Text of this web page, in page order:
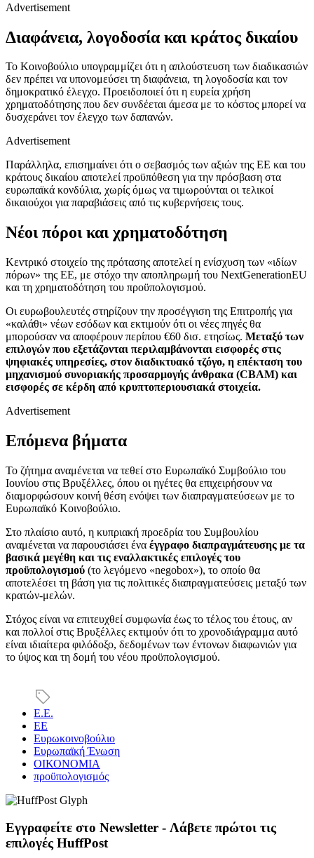
Advertisement
Διαφάνεια, λογοδοσία και κράτος δικαίου
Το Κοινοβούλιο υπογραμμίζει ότι η απλούστευση των διαδικασιών
δεν πρέπει να υπονομεύσει τη διαφάνεια, τη λογοδοσία και τον
δημοκρατικό έλεγχο. Προειδοποιεί ότι η ευρεία χρήση
χρηματοδότησης που δεν συνδέεται άμεσα με το κόστος μπορεί να
δυσχεράνει τον έλεγχο των δαπανών.
Advertisement
Παράλληλα, επισημαίνει ότι ο σεβασμός των αξιών της ΕΕ και του
κράτους δικαίου αποτελεί προϋπόθεση για την πρόσβαση στα
ευρωπαϊκά κονδύλια, χωρίς όμως να τιμωρούνται οι τελικοί
δικαιούχοι για παραβιάσεις από τις κυβερνήσεις τους.
Νέοι πόροι και χρηματοδότηση
Κεντρικό στοιχείο της πρότασης αποτελεί η ενίσχυση των «ιδίων
πόρων» της ΕΕ, με στόχο την αποπληρωμή του NextGenerationEU
και τη χρηματοδότηση του προϋπολογισμού.
Οι ευρωβουλευτές στηρίζουν την προσέγγιση της Επιτροπής για
«καλάθι» νέων εσόδων και εκτιμούν ότι οι νέες πηγές θα
μπορούσαν να αποφέρουν περίπου €60 δισ. ετησίως. Μεταξύ των
επιλογών που εξετάζονται περιλαμβάνονται εισφορές στις
ψηφιακές υπηρεσίες, στον διαδικτυακό τζόγο, η επέκταση του
μηχανισμού συνοριακής προσαρμογής άνθρακα (CBAM) και
εισφορές σε κέρδη από κρυπτοπεριουσιακά στοιχεία.
Advertisement
Επόμενα βήματα
Το ζήτημα αναμένεται να τεθεί στο Ευρωπαϊκό Συμβούλιο του
Ιουνίου στις Βρυξέλλες, όπου οι ηγέτες θα επιχειρήσουν να
διαμορφώσουν κοινή θέση ενόψει των διαπραγματεύσεων με το
Ευρωπαϊκό Κοινοβούλιο.
Στο πλαίσιο αυτό, η κυπριακή προεδρία του Συμβουλίου
αναμένεται να παρουσιάσει ένα έγγραφο διαπραγμάτευσης με τα
βασικά μεγέθη και τις εναλλακτικές επιλογές του
προϋπολογισμού (το λεγόμενο «negobox»), το οποίο θα
αποτελέσει τη βάση για τις πολιτικές διαπραγματεύσεις μεταξύ των
κρατών-μελών.
Στόχος είναι να επιτευχθεί συμφωνία έως το τέλος του έτους, αν
και πολλοί στις Βρυξέλλες εκτιμούν ότι το χρονοδιάγραμμα αυτό
είναι ιδιαίτερα φιλόδοξο, δεδομένων των έντονων διαφωνιών για
το ύψος και τη δομή του νέου προϋπολογισμού.
Ε.Ε.
ΕΕ
Ευρωκοινοβούλιο
Ευρωπαϊκή Ένωση
ΟΙΚΟΝΟΜΙΑ
προϋπολογισμός
Εγγραφείτε στο Newsletter - Λάβετε πρώτοι τις
επιλογές HuffPost